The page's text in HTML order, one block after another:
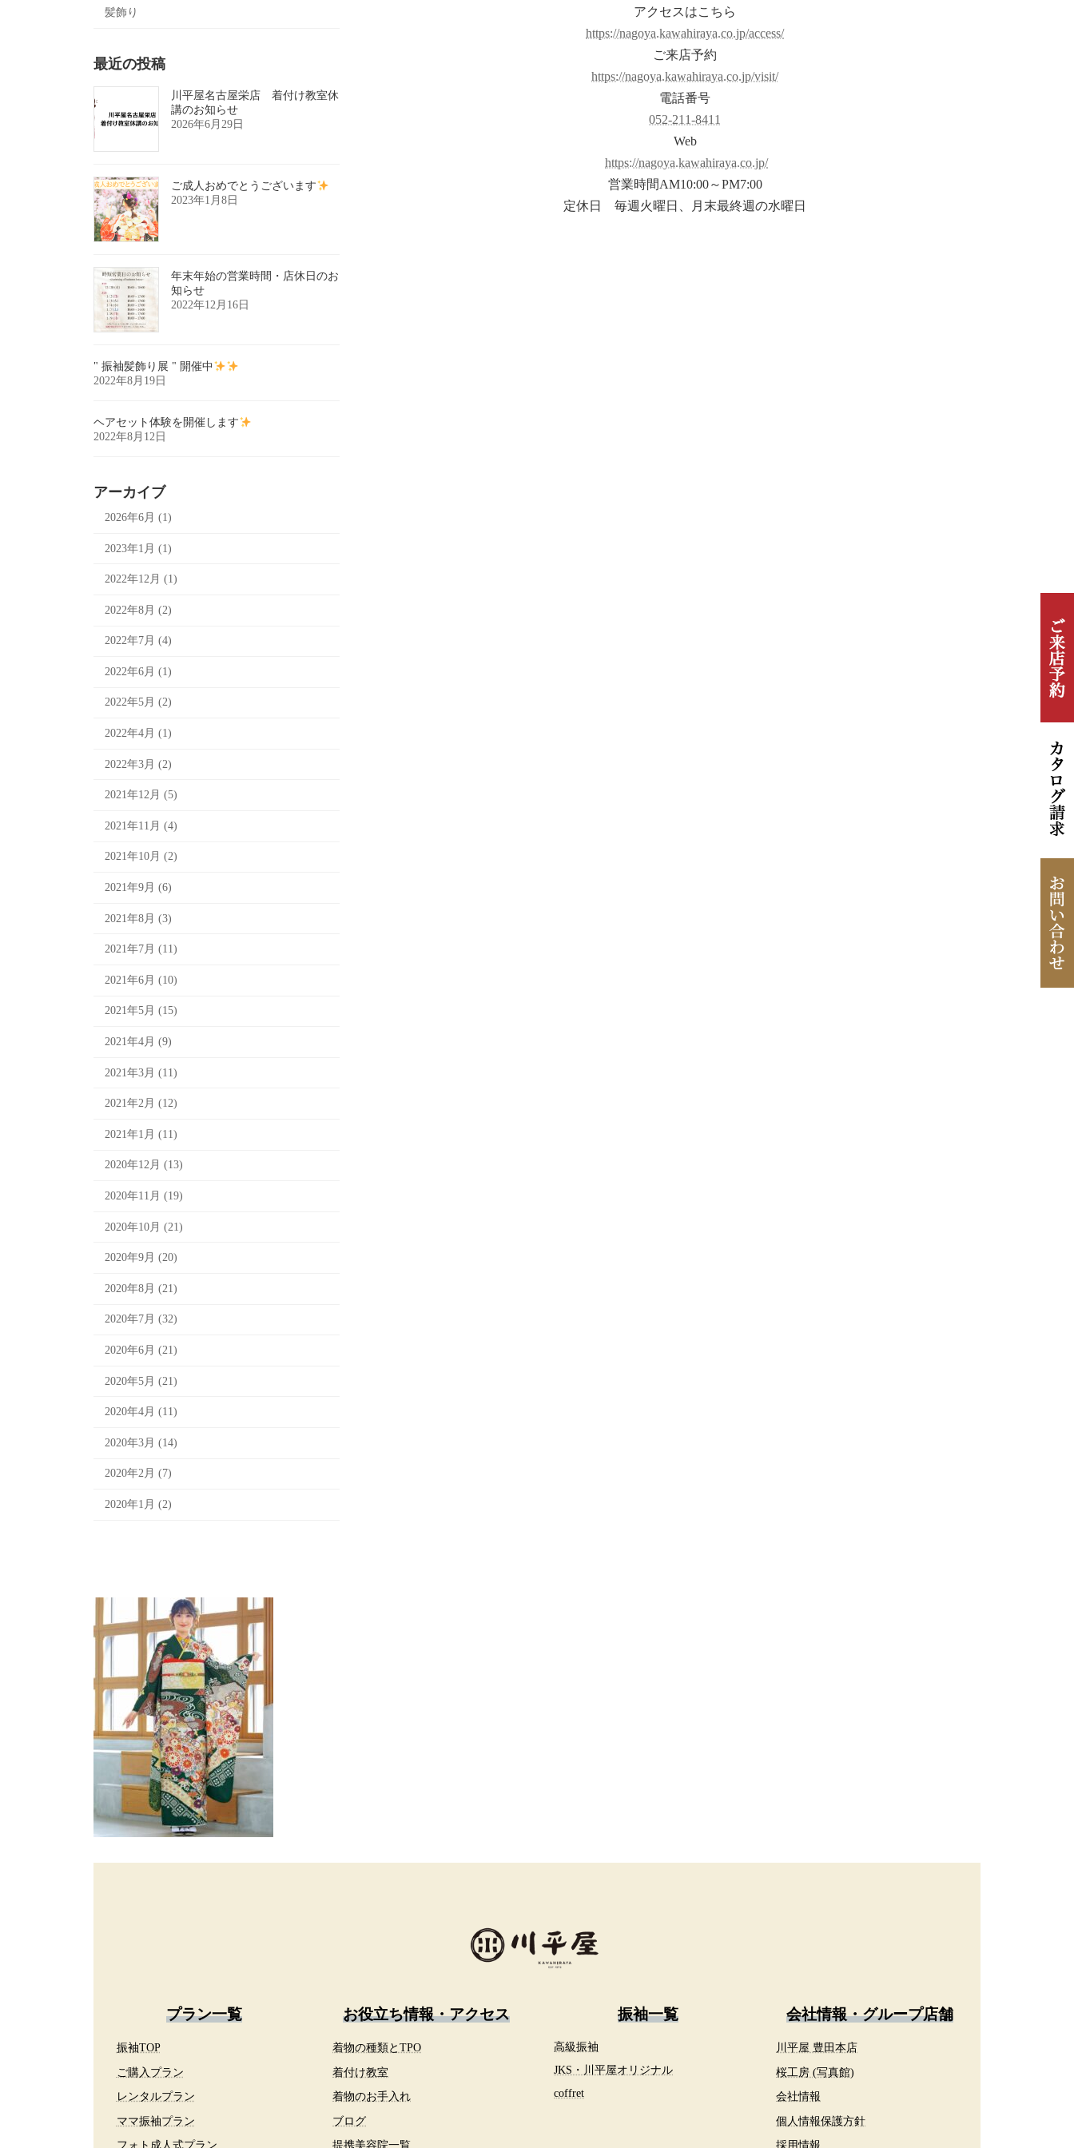
アクセスはこちら
https://nagoya.kawahiraya.co.jp/access/
ご来店予約
https://nagoya.kawahiraya.co.jp/visit/
電話番号
052-211-8411
Web
https://nagoya.kawahiraya.co.jp/
営業時間AM10:00～PM7:00
定休日 毎週火曜日、月末最終週の水曜日
髪飾り
最近の投稿
川平屋名古屋栄店 着付け教室休
講のお知らせ
2026年6月29日
ご成人おめでとうございます
2023年1月8日
年末年始の営業時間・店休日のお
知らせ
2022年12月16日
" 振袖髪飾り展 " 開催中
2022年8月19日
ヘアセット体験を開催します
2022年8月12日
アーカイブ
2026年6月 (1)
2023年1月 (1)
2022年12月 (1)
2022年8月 (2)
2022年7月 (4)
2022年6月 (1)
2022年5月 (2)
2022年4月 (1)
2022年3月 (2)
2021年12月 (5)
2021年11月 (4)
2021年10月 (2)
2021年9月 (6)
2021年8月 (3)
2021年7月 (11)
2021年6月 (10)
2021年5月 (15)
2021年4月 (9)
2021年3月 (11)
2021年2月 (12)
2021年1月 (11)
2020年12月 (13)
2020年11月 (19)
2020年10月 (21)
2020年9月 (20)
2020年8月 (21)
2020年7月 (32)
2020年6月 (21)
2020年5月 (21)
2020年4月 (11)
2020年3月 (14)
2020年2月 (7)
2020年1月 (2)
プラン一覧
振袖TOP
ご購入プラン
レンタルプラン
ママ振袖プラン
フォト成人式プラン
お役立ち情報・アクセス
着物の種類とTPO
着付け教室
着物のお手入れ
ブログ
提携美容院一覧
振袖一覧
高級振袖
JKS・川平屋オリジナル
coffret
会社情報・グループ店舗
川平屋 豊田本店
桜工房 (写真館)
会社情報
個人情報保護方針
採用情報